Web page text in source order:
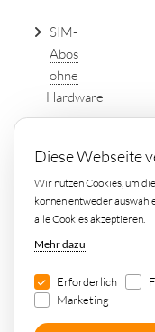
Diese Webseite
Wir nutzen Cookies, um
können entweder
alle Cookies akzeptieren.
Mehr dazu
Erforderlich
Marketing
SIM-
Abos
ohne
Hardware
Tarife
einfach
online